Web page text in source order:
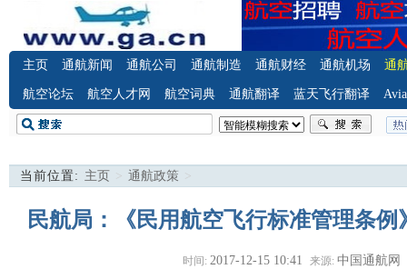
主页 通航新闻 通航公司 通航制造 通航财经 通航机场 通
航空论坛 航空人才网 航空词典 通航翻译 蓝天飞行翻译
当前位置: 主页 > 通航政策 >
民航局：《民用航空飞行标准管理条
时间: 2017-12-15 10:41 来源: 中国通航网